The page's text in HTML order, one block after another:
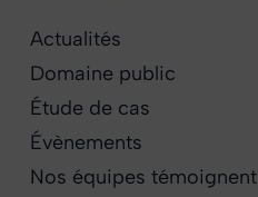
Actualités
Domaine public
Étude de cas
Évènements
Nos équipes témoignent